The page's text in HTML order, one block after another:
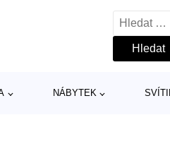
Vyhledávání
NÁBYTEK